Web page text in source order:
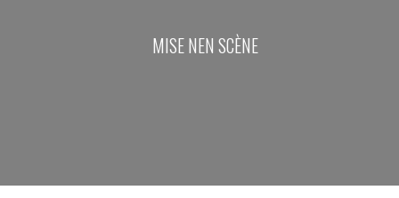
MISE NEN SCÈNE